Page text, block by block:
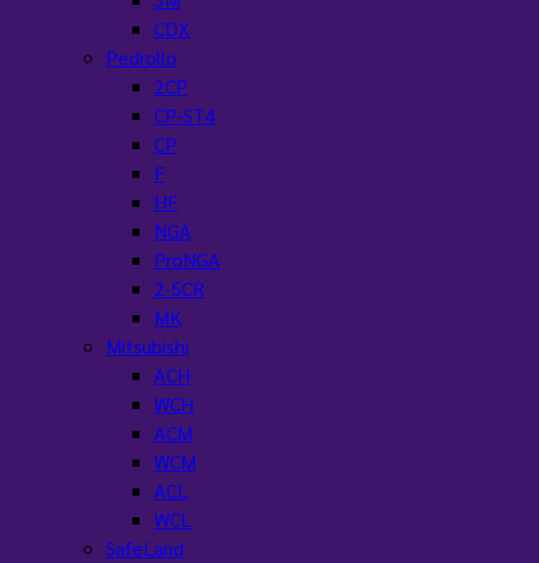
CDX
Pedrollo
2CP
CP-ST4
CP
F
HF
NGA
ProNGA
2-5CR
MK
Mitsubishi
ACH
WCH
ACM
WCM
ACL
WCL
SafeLand